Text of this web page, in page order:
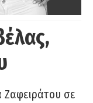
Ζαφειράτου σε